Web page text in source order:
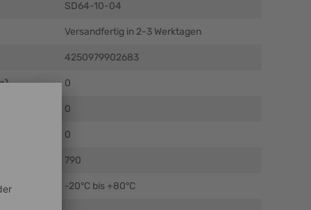
SD64-10-04
Versandfertig in 2-3 Werktagen
4250979902683
0
0
0
790
-20°C bis +80°C